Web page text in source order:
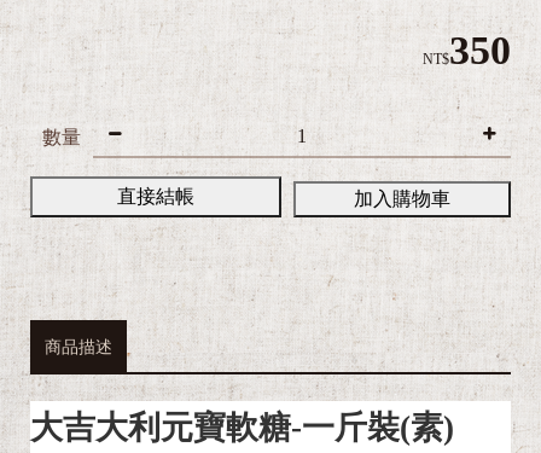
NT$350
數量
直接結帳 加入購物車
商品描述
大吉大利元寶軟糖-一斤裝(素)